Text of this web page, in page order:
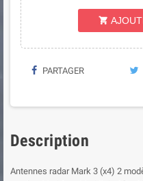

PARTAGER
Description
Antennes radar Mark 3 (x4) 2